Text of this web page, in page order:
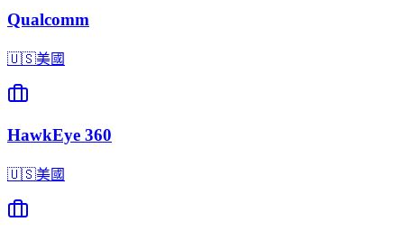
Qualcomm
🇺🇸美國
HawkEye 360
🇺🇸美國